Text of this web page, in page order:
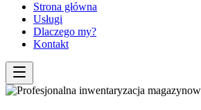
Strona główna
Usługi
Dlaczego my?
Kontakt